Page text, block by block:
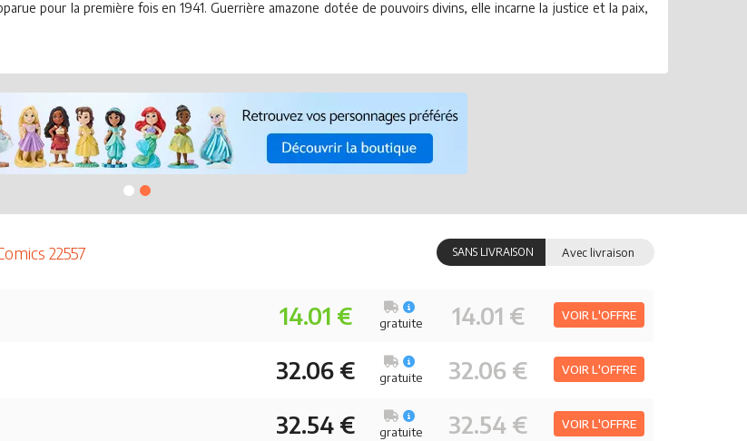
pour la première fois en 1941. Guerrière amazone dotée de pouvoirs divins, elle incarne la justice et la paix,
22557 SANS LIVRAISON Avec livraison
14.01 € 14.01 € VOIR L'OFFRE
gratuite
32.06 € 32.06 € VOIR L'OFFRE
gratuite
32.54 € 32.54 € VOIR L'OFFRE
gratuite